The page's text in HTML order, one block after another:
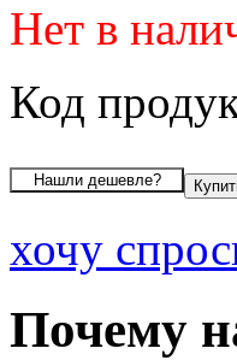
Нет в
Код
хочу
Почему